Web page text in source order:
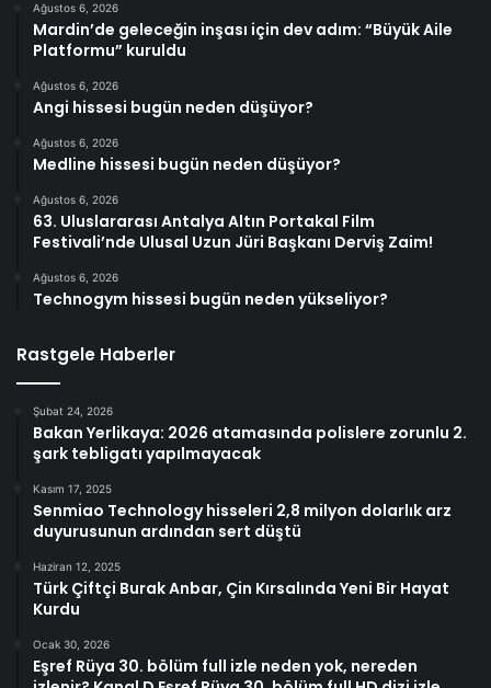
Ağustos 6, 2026
Mardin’de geleceğin inşası için dev adım: “Büyük Aile
Platformu” kuruldu
Ağustos 6, 2026
Angi hissesi bugün neden düşüyor?
Ağustos 6, 2026
Medline hissesi bugün neden düşüyor?
Ağustos 6, 2026
63. Uluslararası Antalya Altın Portakal Film
Festivali’nde Ulusal Uzun Jüri Başkanı Derviş Zaim!
Ağustos 6, 2026
Technogym hissesi bugün neden yükseliyor?
Rastgele Haberler
Şubat 24, 2026
Bakan Yerlikaya: 2026 atamasında polislere zorunlu 2.
şark tebligatı yapılmayacak
Kasım 17, 2025
Senmiao Technology hisseleri 2,8 milyon dolarlık arz
duyurusunun ardından sert düştü
Haziran 12, 2025
Türk Çiftçi Burak Anbar, Çin Kırsalında Yeni Bir Hayat
Kurdu
Ocak 30, 2026
Eşref Rüya 30. bölüm full izle neden yok, nereden